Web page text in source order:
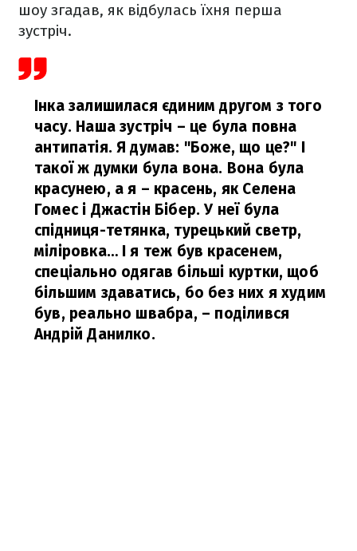
шоу згадав, як відбулась їхня перша
зустріч.
Інка залишилася єдиним другом з того
часу. Наша зустріч – це була повна
антипатія. Я думав: "Боже, що це?" І
такої ж думки була вона. Вона була
красунею, а я – красень, як Селена
Гомес і Джастін Бібер. У неї була
спідниця-тетянка, турецький светр,
міліровка… І я теж був красенем,
спеціально одягав більші куртки, щоб
більшим здаватись, бо без них я худим
був, реально швабра, – поділився
Андрій Данилко.